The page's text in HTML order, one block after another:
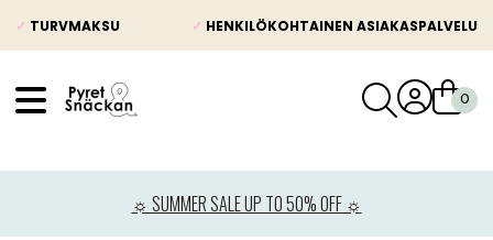
✓ TURVMAKSU ✓ HENKILÖKOHTAINEN ASIAKASPALVELU
☼ SUMMER SALE UP TO 50% OFF ☼
Lastenvaunut